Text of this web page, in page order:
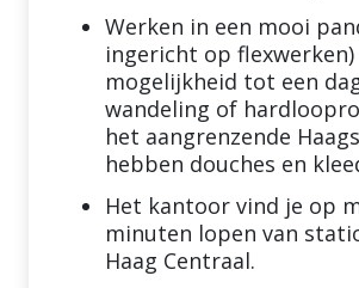
Werken in een mooi
ingericht op
mogelijkheid tot een
wandeling of
het aangrenzende
hebben douches en
Het kantoor vind je op
minuten lopen van
Haag Centraal.